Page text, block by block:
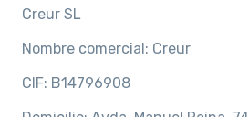
Creur SL
Nombre comercial: Creur
CIF: B14796908